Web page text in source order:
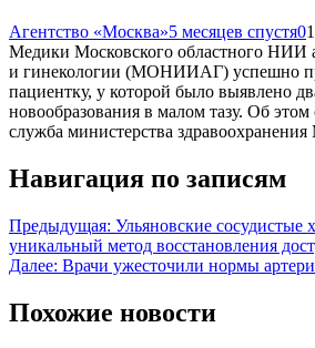
Агентство «Москва»5 месяцев спустя0
Медики Московского областного НИИ
и гинекологии (МОНИИАГ) успешно
пациентку, у которой было выявлено
новообразования в малом тазу. Об
служба министерства
Навигация по записям
Предыдущая: Ульяновские сосудистые
уникальный метод восстановления
Далее: Врачи ужесточили нормы
Похожие новости